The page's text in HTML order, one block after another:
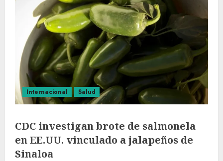
Internacional Salud
CDC investigan brote de salmonela
en EE.UU. vinculado a jalapeños de
Sinaloa